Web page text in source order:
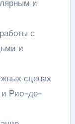
и
с
и
сценах
и Рио-де-